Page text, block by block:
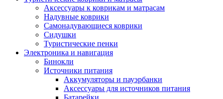
Аксессуары к коврикам и матрасам
Надувные коврики
Самонадувающиеся коврики
Сидушки
Туристические пенки
Электроника и навигация
Бинокли
Источники питания
Аккумуляторы и пауэрбанки
Аксессуары для источников питания
Батарейки